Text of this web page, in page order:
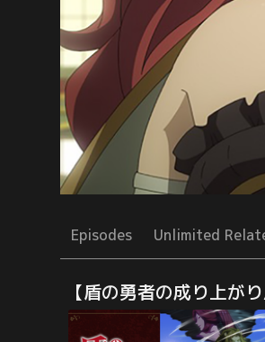
Episodes Unlimited
【盾の勇者の成り上が